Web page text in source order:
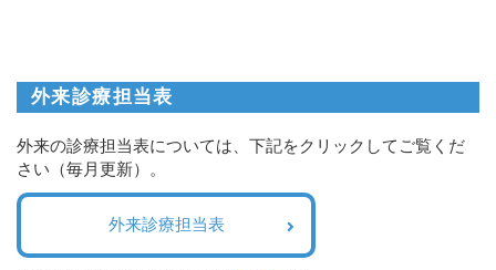
外来診療担当表
外来の診療担当表については、下記をクリックしてご覧くだ
さい（毎月更新）。
外来診療担当表